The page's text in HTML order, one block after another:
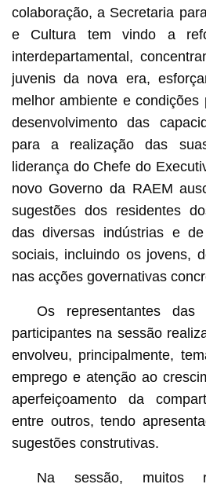
colaboração, a Secretaria
e Cultura tem vindo a
interdepartamental,
juvenis da nova era,
melhor ambiente e
desenvolvimento das
para a realização das
liderança do Chefe do
novo Governo da RAEM
sugestões dos residentes
das diversas indústrias e
sociais, incluindo os jovens,
nas acções governativas
Os representantes das
participantes na sessão
envolveu, principalmente,
emprego e atenção ao
aperfeiçoamento da
entre outros, tendo
sugestões construtivas.
Na sessão, muitos